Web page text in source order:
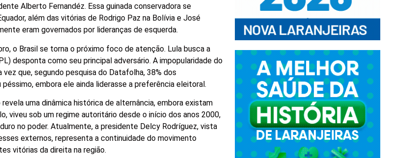
Alberto Fernandéz. Essa guinada conservadora se
além das vitórias de Rodrigo Paz na Bolívia e José
eram governados por lideranças de esquerda.
o Brasil se torna o próximo foco de atenção. Lula busca a
desponta como seu principal adversário. A impopularidade do
que, segundo pesquisa do Datafolha, 38% dos
embora ele ainda liderasse a preferência eleitoral.
uma dinâmica histórica de alternância, embora existam
viveu sob um regime autoritário desde o início dos anos 2000,
no poder. Atualmente, a presidente Delcy Rodríguez, vista
externos, representa a continuidade do movimento
vitórias da direita na região.